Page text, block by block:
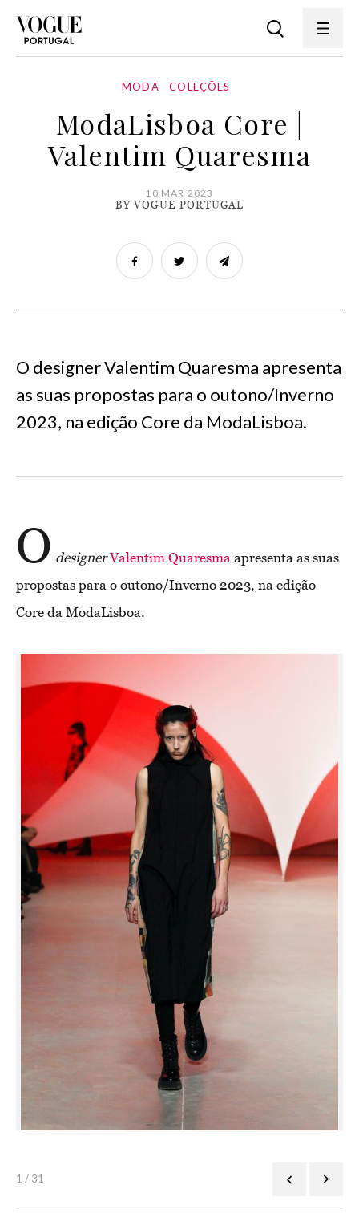
MODA COLEÇÕES
ModaLisboa Core |
Valentim Quaresma
10 MAR 2023
BY VOGUE PORTUGAL
O designer Valentim Quaresma apresenta
as suas propostas para o outono/Inverno
2023, na edição Core da ModaLisboa.
O designer Valentim Quaresma apresenta as suas
propostas para o outono/Inverno 2023, na edição
Core da ModaLisboa.
1 / 31